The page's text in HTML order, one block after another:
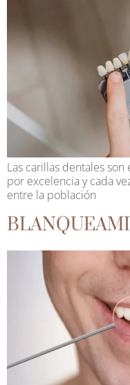
Las carillas dentales
por excelencia y cada
entre la población